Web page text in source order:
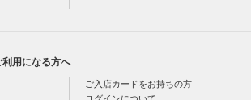
用になる方へ
ご入店カードをお持ちの方